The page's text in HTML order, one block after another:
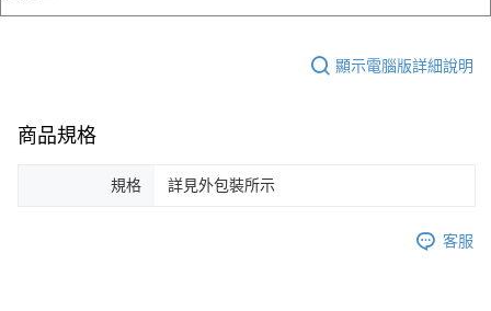
顯示電腦版詳細說明
商品規格
規格 詳見外包裝所示
客服